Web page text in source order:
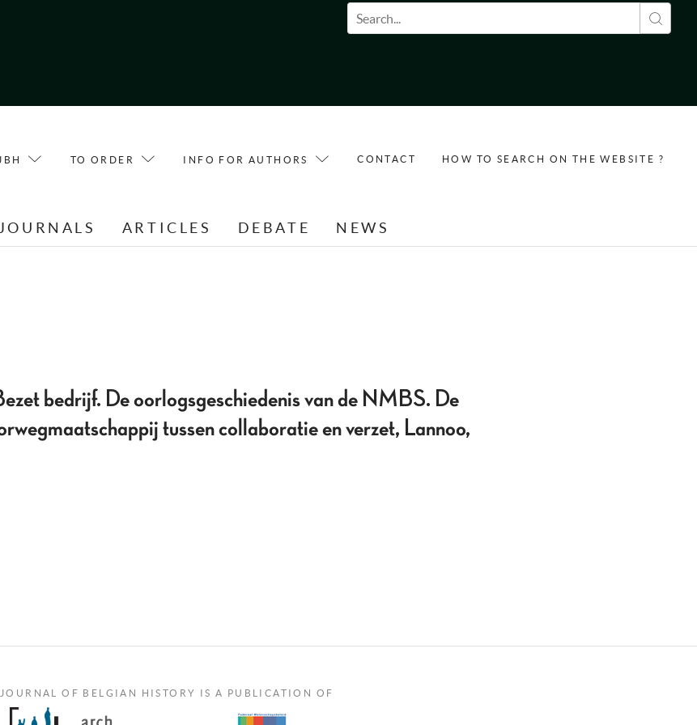
Search form
TO ORDER INFO FOR AUTHORS CONTACT HOW TO SEARCH ON THE WEBSITE ?
ARTICLES DEBATE NEWS
bedrijf. De oorlogsgeschiedenis van de NMBS. De
tussen collaboratie en verzet, Lannoo,
OF BELGIAN HISTORY IS A PUBLICATION OF